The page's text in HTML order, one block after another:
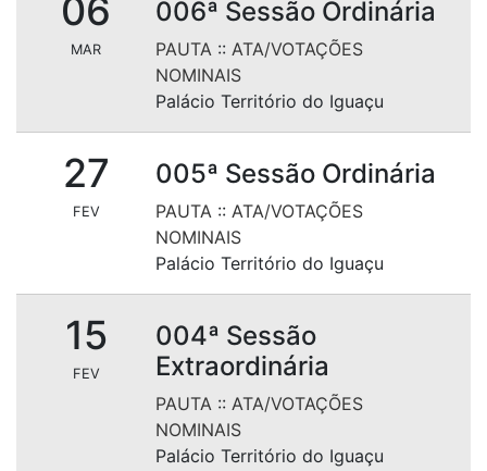
06
MAR
006ª Sessão Ordinária
PAUTA :: ATA/VOTAÇÕES
NOMINAIS
Palácio Território do Iguaçu
27
FEV
005ª Sessão Ordinária
PAUTA :: ATA/VOTAÇÕES
NOMINAIS
Palácio Território do Iguaçu
15
FEV
004ª Sessão
Extraordinária
PAUTA :: ATA/VOTAÇÕES
NOMINAIS
Palácio Território do Iguaçu